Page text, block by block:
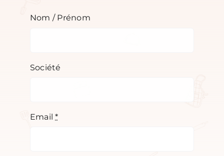
Nom / Prénom
Société
Email*